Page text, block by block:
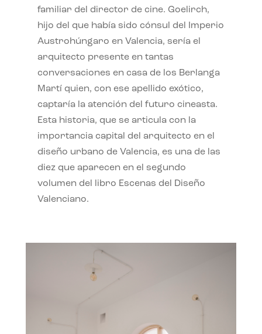
familiar del director de cine. Goelirch,
hijo del que había sido cónsul del Imperio
Austrohúngaro en Valencia, sería el
arquitecto presente en tantas
conversaciones en casa de los Berlanga
Martí quien, con ese apellido exótico,
captaría la atención del futuro cineasta.
Esta historia, que se articula con la
importancia capital del arquitecto en el
diseño urbano de Valencia, es una de las
diez que aparecen en el segundo
volumen del libro Escenas del Diseño
Valenciano.